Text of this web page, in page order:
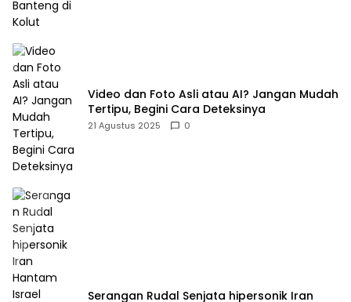
Video dan Foto Asli atau AI? Jangan Mudah
Tertipu, Begini Cara Deteksinya
21 Agustus 2025 0
Serangan Rudal Senjata hipersonik Iran